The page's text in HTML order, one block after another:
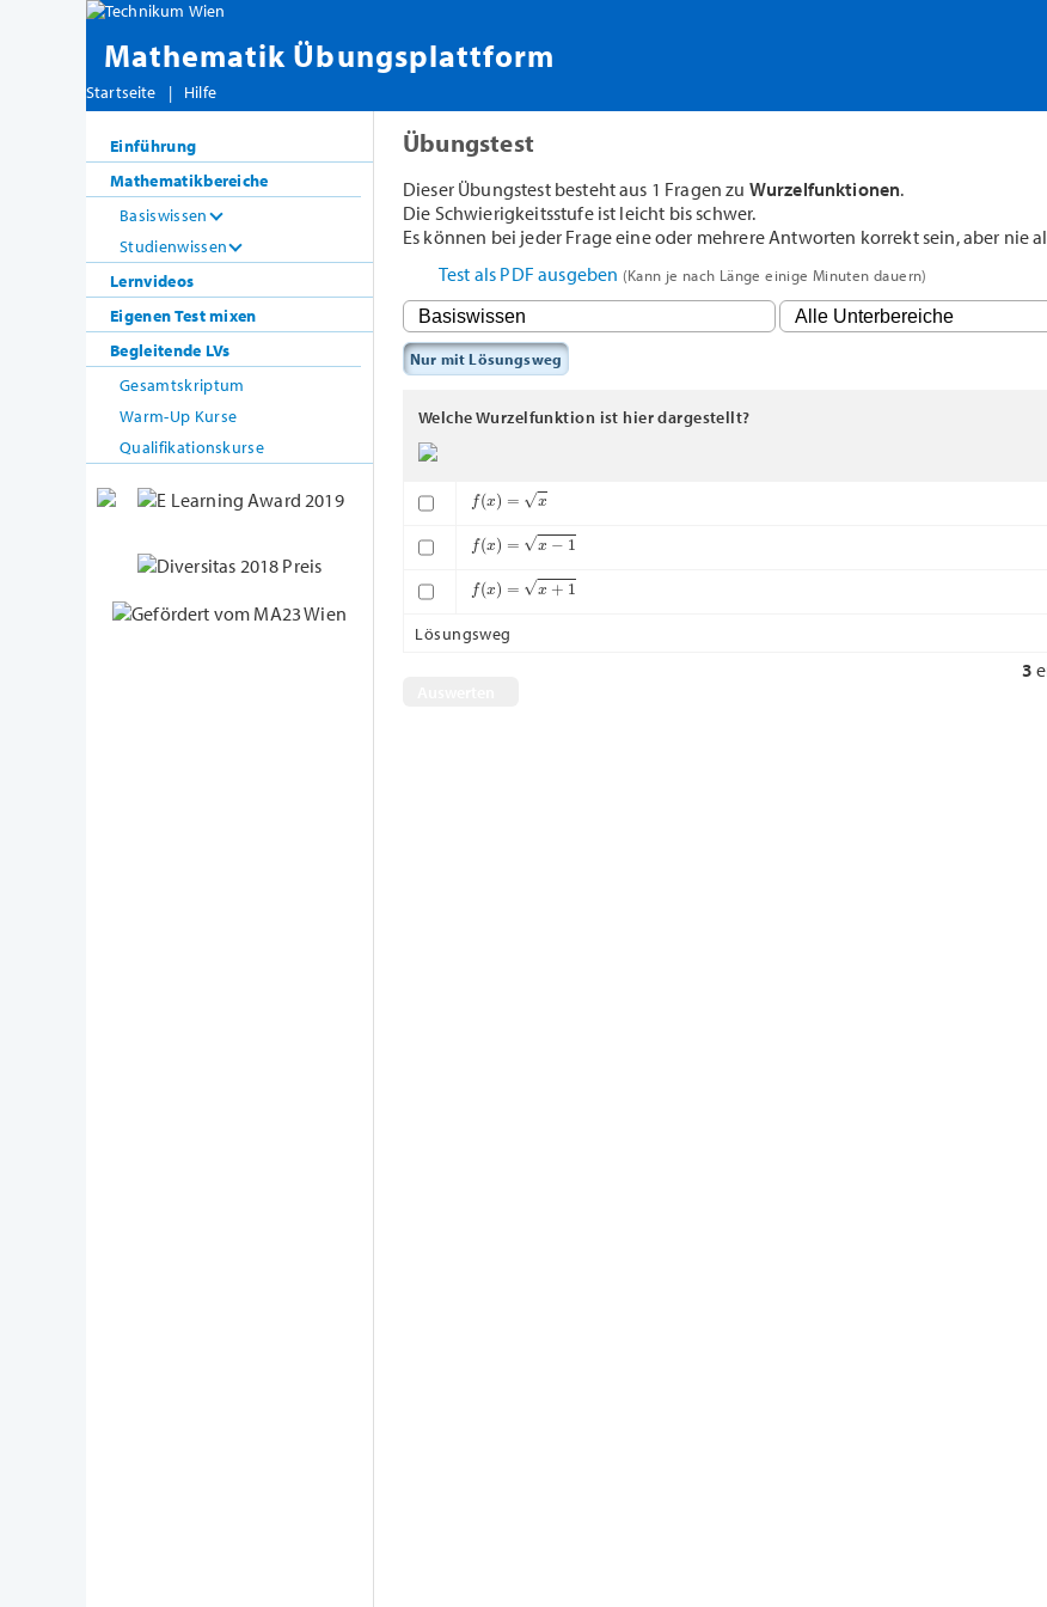
Mathematik Übungsplattform
Startseite | Hilfe
Einführung
Mathematikbereiche
Basiswissen
Studienwissen
Lernvideos
Eigenen Test mixen
Begleitende LVs
Gesamtskriptum
Warm-Up Kurse
Qualifikationskurse
Übungstest
Dieser Übungstest besteht aus 1 Fragen zu Wurzelfunktionen.
Die Schwierigkeitsstufe ist leicht bis schwer.
Es können bei jeder Frage eine oder mehrere Antworten korrekt sein, aber nie
Test als PDF ausgeben (Kann je nach Länge einige Minuten dauern)
Nur mit Lösungsweg
Welche Wurzelfunktion ist hier dargestellt?
f(x =
f(x = 1
f(x = 1
Lösungsweg
3